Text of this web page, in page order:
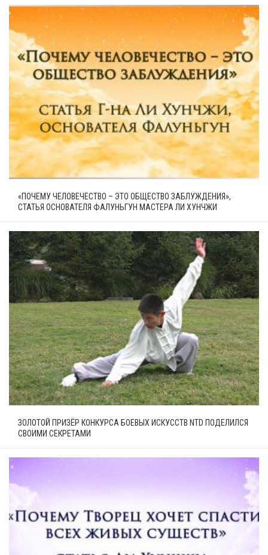
«ПОЧЕМУ ЧЕЛОВЕЧЕСТВО – ЭТО ОБЩЕСТВО ЗАБЛУЖДЕНИЯ»,
СТАТЬЯ ОСНОВАТЕЛЯ ФАЛУНЬГУН МАСТЕРА ЛИ ХУНЧЖИ
ЗОЛОТОЙ ПРИЗЁР КОНКУРСА БОЕВЫХ ИСКУССТВ NTD ПОДЕЛИЛСЯ
СВОИМИ СЕКРЕТАМИ